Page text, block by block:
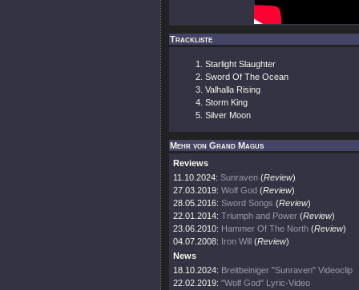
Trackliste
Starlight Slaughter
Sword Of The Ocean
Valhalla Rising
Storm King
Silver Moon
Mehr von Grand Magus
Reviews
11.10.2024: Sunraven (Review)
27.03.2019: Wolf God (Review)
28.05.2016: Sword Songs (Review)
22.01.2014: Triumph and Power (Review)
23.06.2010: Hammer Of The North (Review)
04.07.2008: Iron Will (Review)
News
18.10.2024: Breitbeiniger "Sunraven" Videoclip
22.02.2019: "Wolf God" Lyric-Video